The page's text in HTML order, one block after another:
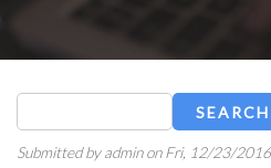
Submitted byadmin onFri, 12/23/